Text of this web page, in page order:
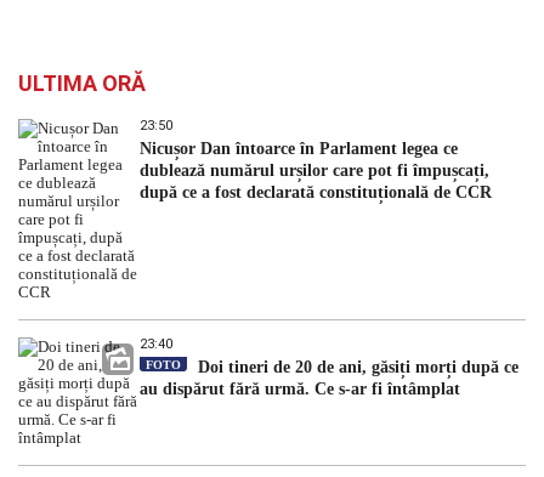
ULTIMA ORĂ
23:50
Nicușor Dan întoarce în Parlament legea ce
dublează numărul urșilor care pot fi împușcați,
după ce a fost declarată constituțională de CCR
23:40
FOTO
Doi tineri de 20 de ani, găsiți morți după ce
au dispărut fără urmă. Ce s-ar fi întâmplat